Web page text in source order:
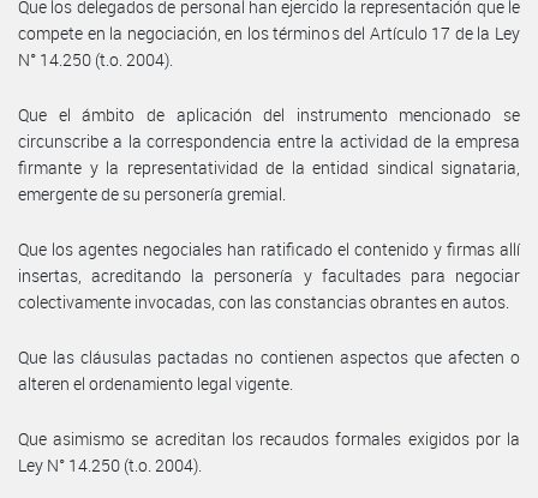
Que los delegados de personal han ejercido la representación que le
compete en la negociación, en los términos del Artículo 17 de la Ley
N° 14.250 (t.o. 2004).
Que el ámbito de aplicación del instrumento mencionado se
circunscribe a la correspondencia entre la actividad de la empresa
firmante y la representatividad de la entidad sindical signataria,
emergente de su personería gremial.
Que los agentes negociales han ratificado el contenido y firmas allí
insertas, acreditando la personería y facultades para negociar
colectivamente invocadas, con las constancias obrantes en autos.
Que las cláusulas pactadas no contienen aspectos que afecten o
alteren el ordenamiento legal vigente.
Que asimismo se acreditan los recaudos formales exigidos por la
Ley N° 14.250 (t.o. 2004).